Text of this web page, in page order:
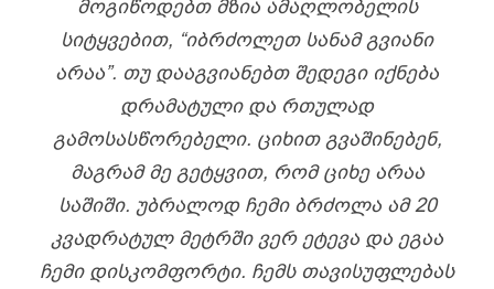
ᲛᲝᲒᲘᲬᲝᲓᲔᲑᲗ ᲛᲖᲘᲐ ᲐᲛᲐᲦᲚᲝᲑᲔᲚᲘᲡ
ᲡᲘᲢᲧᲕᲔᲑᲘᲗ, “ᲘᲑᲠᲫᲝᲚᲔᲗ ᲡᲐᲜᲐᲛ ᲒᲕᲘᲐᲜᲘ
ᲐᲠᲐᲐ”. ᲗᲣ ᲓᲐᲐᲒᲕᲘᲐᲜᲔᲑᲗ ᲨᲔᲓᲔᲒᲘ ᲘᲥᲜᲔᲑᲐ
ᲓᲠᲐᲛᲐᲢᲣᲚᲘ ᲓᲐ ᲠᲗᲣᲚᲐᲓ
ᲒᲐᲛᲝᲡᲐᲡᲬᲝᲠᲔᲑᲔᲚᲘ. ᲪᲘᲮᲘᲗ ᲒᲕᲐᲨᲘᲜᲔᲑᲔᲜ,
ᲛᲐᲒᲠᲐᲛ ᲛᲔ ᲒᲔᲢᲧᲕᲘᲗ, ᲠᲝᲛ ᲪᲘᲮᲔ ᲐᲠᲐᲐ
ᲡᲐᲨᲘᲨᲘ. ᲣᲑᲠᲐᲚᲝᲓ ᲩᲔᲛᲘ ᲑᲠᲫᲝᲚᲐ ᲐᲛ 20
ᲙᲕᲐᲓᲠᲐᲢᲣᲚ ᲛᲔᲢᲠᲨᲘ ᲕᲔᲠ ᲔᲢᲔᲕᲐ ᲓᲐ ᲔᲒᲐᲐ
ᲩᲔᲛᲘ ᲓᲘᲡᲙᲝᲛᲤᲝᲠᲢᲘ. ᲩᲔᲛᲡ ᲗᲐᲕᲘᲡᲣᲤᲚᲔᲑᲐᲡ